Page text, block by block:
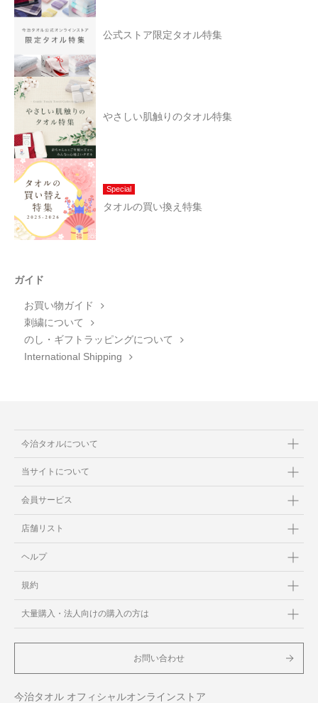
公式ストア限定タオル特集
やさしい肌触りのタオル特集
Special
タオルの買い換え特集
ガイド
お買い物ガイド
刺繍について
のし・ギフトラッピングについて
International Shipping
今治タオルについて
当サイトについて
会員サービス
店舗リスト
ヘルプ
規約
大量購入・法人向けの購入の方は
お問い合わせ
今治タオル オフィシャルオンラインストア